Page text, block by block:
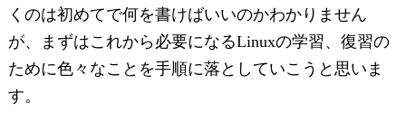
くのは初めてで何を書けばいいのかわかりません
が、まずはこれから必要になるLinuxの学習、復習の
ために色々なことを手順に落としていこうと思いま
す。